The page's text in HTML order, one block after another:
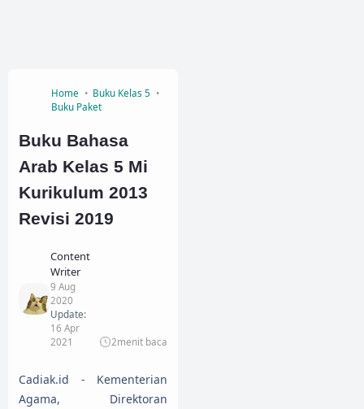
Home
Buku Kelas 5
Buku Paket
Buku Bahasa
Arab Kelas 5 Mi
Kurikulum 2013
Revisi 2019
Content
Writer
9 Aug
2020
Update:
16 Apr
2021
2menit baca
Cadiak.id - Kementerian
Agama, Direktoran